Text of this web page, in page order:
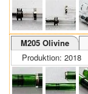
M205 Olivine
Produktion: 2018